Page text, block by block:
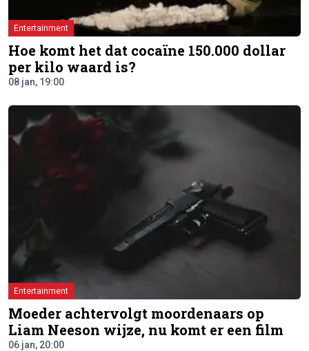
Entertainment
Hoe komt het dat cocaïne 150.000 dollar
per kilo waard is?
08 jan, 19:00
Entertainment
Moeder achtervolgt moordenaars op
Liam Neeson wijze, nu komt er een film
06 jan, 20:00